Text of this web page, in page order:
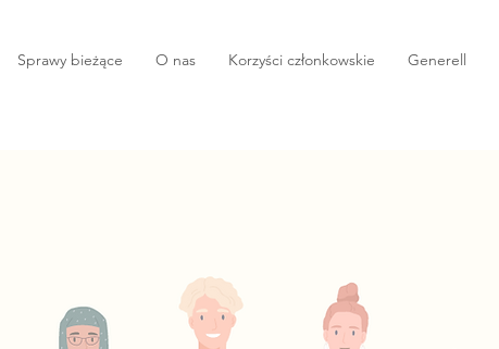
Sprawy bieżące O nas Korzyści członkowskie Generell